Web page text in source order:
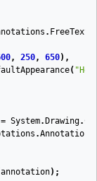
.
, 250, 650),
(
= System. Drawing.
.
annotation);